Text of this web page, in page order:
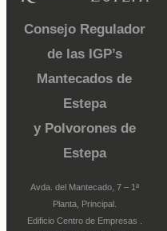
Consejo Regulador
de las IGP’s
Mantecados de
Estepa
y Polvorones de
Estepa
Avda. del Mantecado, 7 – 1ª
Planta, Principal.
Edificio Centro de Empresas .